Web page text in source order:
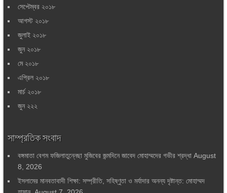
সেপ্টেম্বর ২০১৮
আগস্ট ২০১৮
জুলাই ২০১৮
জুন ২০১৮
মে ২০১৮
এপ্রিল ২০১৮
মার্চ ২০১৮
জুন ২২২
সাম্প্রতিক সংবাদ
বঙ্গমাতা বেগম ফজিলাতুন্নেছা মুজিবের জন্মদিনে জাবেদ মোহাম্মদের গভীর শ্রদ্ধা August
8, 2026
ইসলামের মানবতাবাদী শিক্ষা: সম্প্রীতি, সহিষ্ণুতা ও মর্যাদার অনন্য দৃষ্টান্ত: মোহাম্মদ